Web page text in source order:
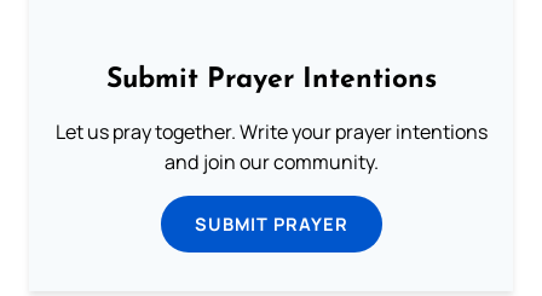
Submit Prayer Intentions
Let us pray together. Write your prayer intentions
and join our community.
SUBMIT PRAYER